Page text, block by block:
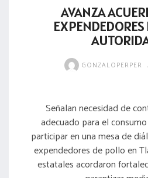
AVANZA
EXPENDEDORES
GONZALOPERPER
Señalan necesidad de
adecuado para el
participar en una mesa de
expendedores de pollo en
estatales acordaron